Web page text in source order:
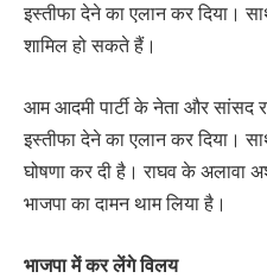
इस्तीफा देने का एलान कर दिया।
शामिल हो सकते हैं।
आम आदमी पार्टी के नेता और सांसद
इस्तीफा देने का एलान कर दिया।
घोषणा कर दी है। राघव के अलावा
भाजपा का दामन थाम लिया है।
भाजपा में कर लेंगे विलय